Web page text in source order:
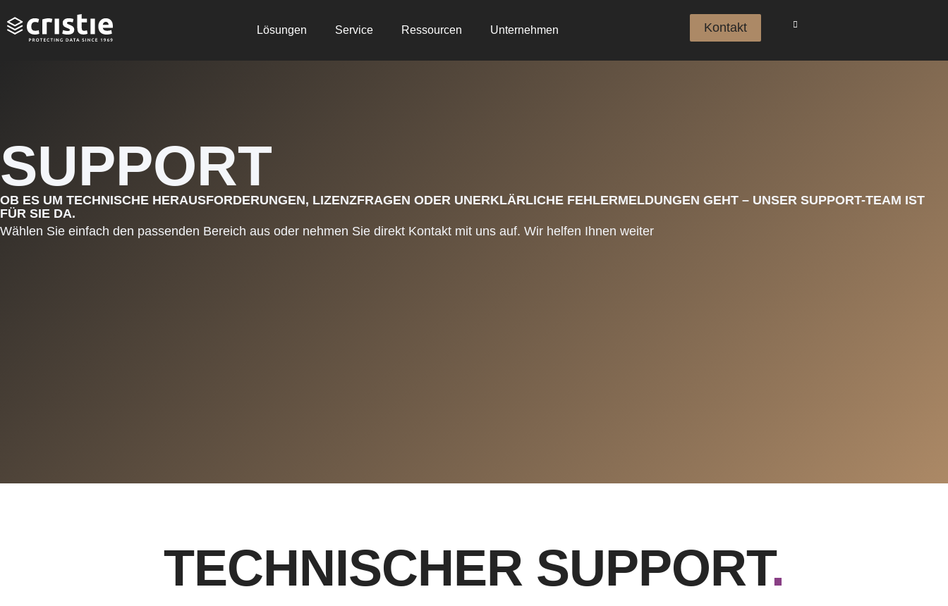
Lösungen Service Ressourcen Unternehmen Kontakt
SUPPORT
OB ES UM TECHNISCHE HERAUSFORDERUNGEN, LIZENZFRAGEN ODER UNERKLÄRLICHE FEHLERMELDUNGEN GEHT – UNSER SUPPORT-TEAM IST
FÜR SIE DA.
Wählen Sie einfach den passenden Bereich aus oder nehmen Sie direkt Kontakt mit uns auf. Wir helfen Ihnen weiter
TECHNISCHER SUPPORT.